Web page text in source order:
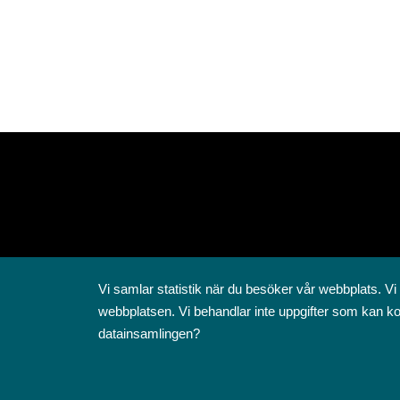
Vi samlar statistik när du besöker vår webbplats.
webbplatsen. Vi behandlar inte uppgifter som kan
datainsamlingen?